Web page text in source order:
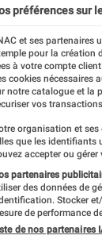
et guides
préférences sur
et ses partenaires
pour la création
à votre compte
cookies nécessaires
notre catalogue et la
vos
organisation et ses
que les identifiants
accepter ou
partenaires
des données de
Stocker
de performance
de nos partenaires